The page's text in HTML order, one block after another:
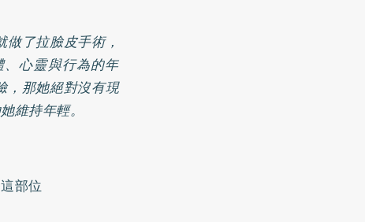
了拉臉皮手術，
心靈與行為的年
，那她絕對沒有現
維持年輕。
部位